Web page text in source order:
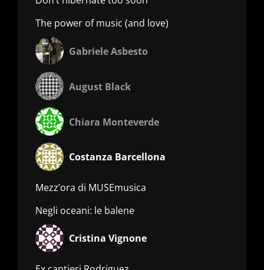
The power of music (and love)
Gabriele Asbesto
August Black
Chiara Monteverde
Costanza Barcellona
Mezz’ora di MUSEmusica
Negli oceani: le balene
Cristina Vignone